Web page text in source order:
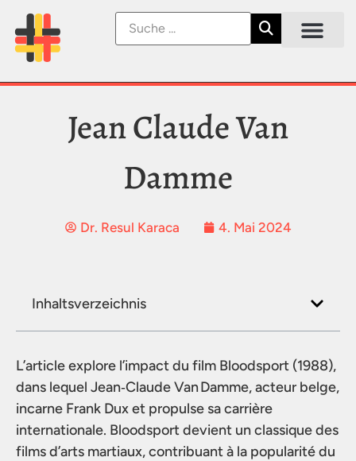
Jean Claude Van
Damme
Dr. Resul Karaca 4. Mai 2024
Inhaltsverzeichnis
L’article explore l’impact du film Bloodsport (1988),
dans lequel Jean‑Claude Van Damme, acteur belge,
incarne Frank Dux et propulse sa carrière
internationale. Bloodsport devient un classique des
films d’arts martiaux, contribuant à la popularité du